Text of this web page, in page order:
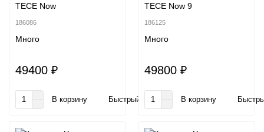
TECE Now
186086
Много
49400 ₽
В корзину Быстрый заказ
TECE Now 9
186125
Много
49800 ₽
В корзину